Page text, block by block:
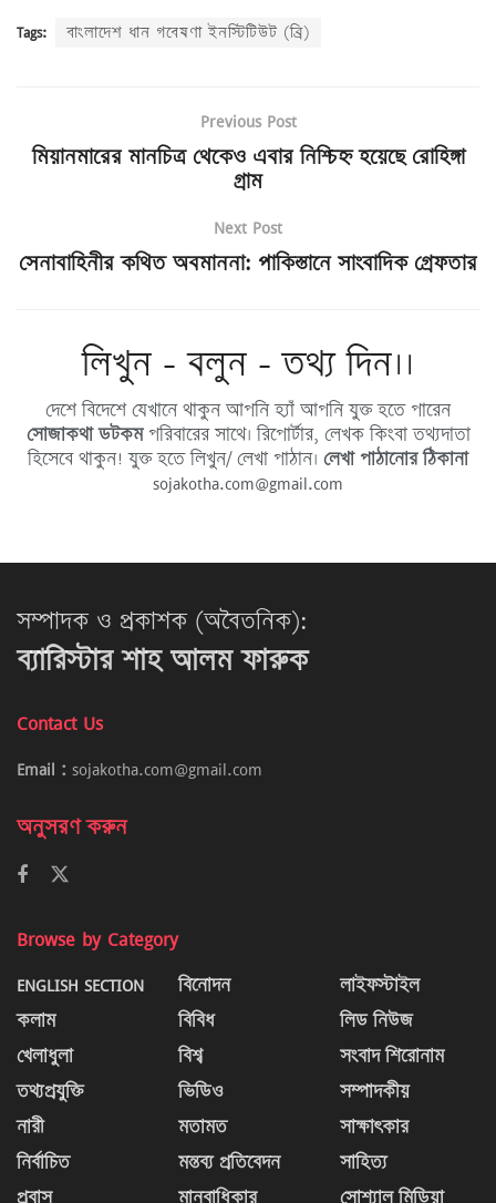
Tags: বাংলাদেশ ধান গবেষণা ইনস্টিটিউট (ব্রি)
Previous Post
মিয়ানমারের মানচিত্র থেকেও এবার নিশ্চিহ্ন হয়েছে রোহিঙ্গা
গ্রাম
Next Post
সেনাবাহিনীর কথিত অবমাননা: পাকিস্তানে সাংবাদিক গ্রেফতার
লিখুন - বলুন - তথ্য দিন।।
দেশে বিদেশে যেখানে থাকুন আপনি হ্যাঁ আপনি যুক্ত হতে পারেন
সোজাকথা ডটকমপরিবারের সাথে। রিপোর্টার, লেখক কিংবা তথ্যদাতা
হিসেবে থাকুন! যুক্ত হতে লিখুন/ লেখা পাঠান। লেখা পাঠানোর ঠিকানা
sojakotha.com@gmail.com
সম্পাদক ও প্রকাশক (অবৈতনিক):
ব্যারিস্টার শাহ আলম ফারুক
Contact Us
Email : sojakotha.com@gmail.com
অনুসরণ করুন
Browse by Category
ENGLISH SECTION
কলাম
খেলাধুলা
তথ্যপ্রযুক্তি
নারী
নির্বাচিত
বিনোদন
বিবিধ
বিশ্ব
ভিডিও
মতামত
মন্তব্য প্রতিবেদন
লাইফস্টাইল
লিড নিউজ
সংবাদ শিরোনাম
সম্পাদকীয়
সাক্ষাৎকার
সাহিত্য